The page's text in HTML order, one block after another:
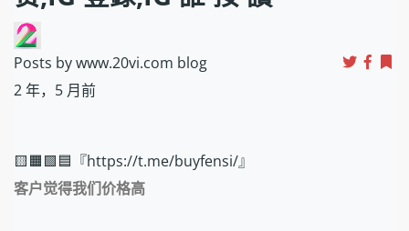
Posts by www.20vi.com blog
2 年，5 月前
🟨🟧🟩🟦『https://t.me/buyfensi/』
客户觉得我们价格高